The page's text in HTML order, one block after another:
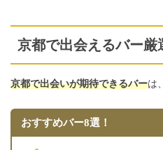
京都で出会えるバー厳
京都で出会いが期待できるバーは
おすすめバー8選！